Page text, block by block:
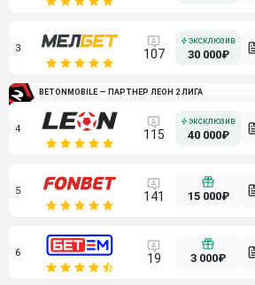
3 107 30 000₽
BETONMOBILE — ПАРТНЕР ЛЕОН 2 ЛИГА
4 115 40 000₽
5 141 15 000₽
6 19 3 000₽